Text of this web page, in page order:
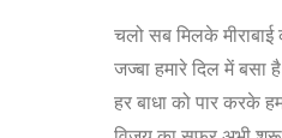
चलो सब मिलके
जज्बा हमारे दिल में बसा है
हर बाधा को पार करके